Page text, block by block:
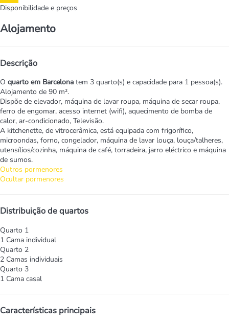
Disponibilidade e preços
Alojamento
Descrição
O quarto em Barcelona tem 3 quarto(s) e capacidade para 1 pessoa(s).
Alojamento de 90 m².
Dispõe de elevador, máquina de lavar roupa, máquina de secar roupa,
ferro de engomar, acesso internet (wifi), aquecimento de bomba de
calor, ar-condicionado, Televisão.
A kitchenette, de vitrocerâmica, está equipada com frigorífico,
microondas, forno, congelador, máquina de lavar louça, louça/talheres,
utensílios/cozinha, máquina de café, torradeira, jarro eléctrico e máquina
de sumos.
Outros pormenores
Ocultar pormenores
Distribuição de quartos
Quarto 1
1 Cama individual
Quarto 2
2 Camas individuais
Quarto 3
1 Cama casal
Características principais